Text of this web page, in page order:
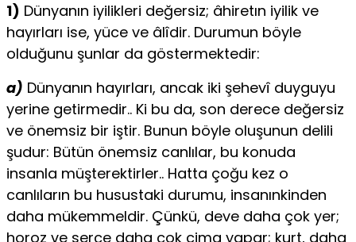
1) Dünyanın iyilikleri değersiz; âhiretın iyilik ve
hayırları ise, yüce ve âlîdir. Durumun böyle
olduğunu şunlar da göstermektedir:
a) Dünyanın hayırları, ancak iki şehevî duyguyu
yerine getirmedir.. Ki bu da, son derece değersiz
ve önemsiz bir iştir. Bunun böyle oluşunun delili
şudur: Bütün önemsiz canlılar, bu konuda
insanla müşterektirler.. Hatta çoğu kez o
canlıların bu husustaki durumu, insanınkinden
daha mükemmeldir. Çünkü, deve daha çok yer;
horoz ve serçe daha çok cima yapar; kurt, daha